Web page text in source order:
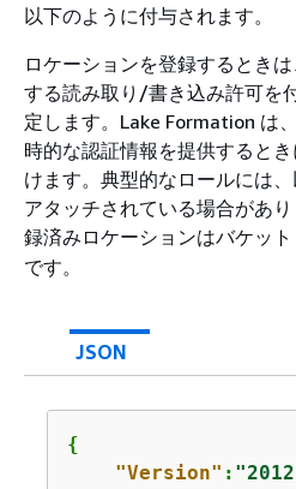
以下のように付与されます。
ロケーションを登録するとき
する読み取り/書き込み許可を
定します。Lake Formation は
時的な認証情報を提供すると
けます。典型的なロールには
アタッチされている場合があ
録済みロケーションはバケット
です。
JSON
{
"Version" :